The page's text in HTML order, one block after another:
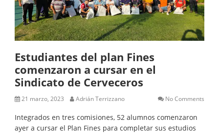
Estudiantes del plan Fines
comenzaron a cursar en el
Sindicato de Cerveceros
21 marzo, 2023 Adrián Terrizzano No Comments
Integrados en tres comisiones, 52 alumnos comenzaron
ayer a cursar el Plan Fines para completar sus estudios